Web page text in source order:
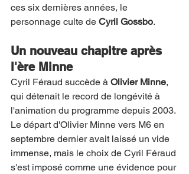
ces six dernières années, le
personnage culte de Cyril Gossbo.
Un nouveau chapitre après
l'ère Minne
Cyril Féraud succède à Olivier Minne,
qui détenait le record de longévité à
l'animation du programme depuis 2003.
Le départ d'Olivier Minne vers M6 en
septembre dernier avait laissé un vide
immense, mais le choix de Cyril Féraud
s'est imposé comme une évidence pour